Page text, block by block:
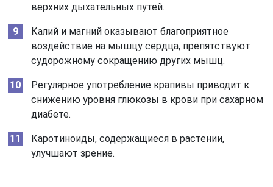
верхних дыхательных путей.
Калий и магний оказывают благоприятное
воздействие на мышцу сердца, препятствуют
судорожному сокращению других мышц.
Регулярное употребление крапивы приводит к
снижению уровня глюкозы в крови при сахарном
диабете.
Каротиноиды, содержащиеся в растении,
улучшают зрение.